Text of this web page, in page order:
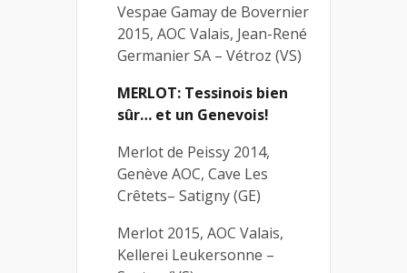
Vespae Gamay de Bovernier
2015, AOC Valais, Jean-René
Germanier SA – Vétroz (VS)
MERLOT: Tessinois bien
sûr… et un Genevois!
Merlot de Peissy 2014,
Genève AOC, Cave Les
Crêtets– Satigny (GE)
Merlot 2015, AOC Valais,
Kellerei Leukersonne –